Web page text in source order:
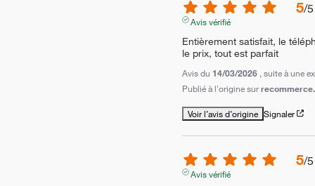
5/5
Avis vérifié
Entièrement satisfait, le
le prix, tout est parfait
Avis du 14/03/2026 , suite à une
Publié à l'origine sur
Voir l’avis d’origine Signaler
5/5
Avis vérifié